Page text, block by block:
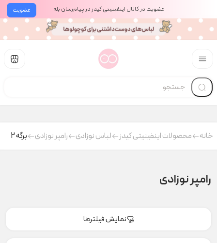
عضویت عضویت در کانال اینفینیتی کیدز در پیام‌رسان بله
خانه محصولات اینفینیتی کیدز لباس نوزادی رامپر نوزادی برگه 2
رامپر نوزادی
نمایش فیلترها